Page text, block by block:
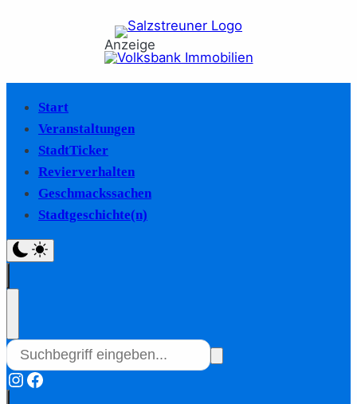
Anzeige
Start
Veranstaltungen
StadtTicker
Revierverhalten
Geschmackssachen
Stadtgeschichte(n)
Instagram
Facebook